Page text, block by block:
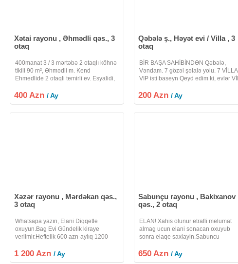
Xətai rayonu , Əhmədli qəs., 3
otaq
400manat 3 / 3 mərtəbə 2 otaqlı köhnə
tikili 90 m², Əhmədli m. Kend
Ehmedlide 2 otaqli temirli ev. Esyalidi,
oturmaga cox boyuk balkonu var, istilik
sistemi kombidir. Su,
400 Azn/ Ay
Qəbələ ş., Həyət evi / Villa , 3
otaq
BİR BAŞA SAHİBİNDƏN Qəbələ,
Vəndam. 7 gözəl şəlalə yolu. 7 VİLLA
VIP isti baseyn Qeyd edim ki, evlər
bahalı əşyalarla təmin olunub.
İçərisində Hər bir avadanlığı var.
200 Azn/ Ay
Xəzər rayonu , Mərdəkan qəs.,
3 otaq
Whatsapa yazın, Elani Diqqetle
oxuyun.Bag Evi Gündelik kiraye
verilmir.Heftelik 600 azn-aylıq 1200
biler.Eziz ve Deyerli qonaqlar, Şeherin
en Prestijni yerlerinden biri olan ve
1 200 Azn/ Ay
Sabunçu rayonu , Bakixanov
qəs., 2 otaq
ELAN! Xahis olunur etrafli melumat
almag ucun elani sonacan oxuyub
sonra elaqe saxlayin.Sabuncu
Razinde-Bakixanovda(Talkuckanin)
arxasinda yeni tikili binada(VETERAN
650 Azn/ Ay